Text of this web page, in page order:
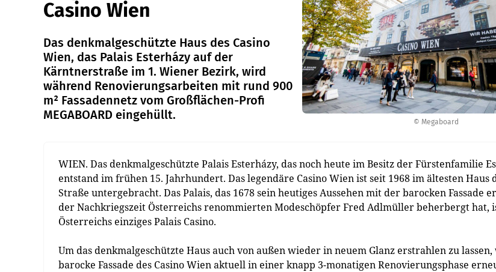
© Megaboard
Casino Wien
Das denkmalgeschützte Haus des Casino
Wien, das Palais Esterházy auf der
Kärntnerstraße im 1. Wiener Bezirk, wird
während Renovierungsarbeiten mit rund 900
m² Fassadennetz vom Großflächen-Profi
MEGABOARD eingehüllt.
WIEN. Das denkmalgeschützte Palais Esterházy, das noch heute im Besitz der Fürstenfamilie
entstand im frühen 15. Jahrhundert. Das legendäre Casino Wien ist seit 1968 im ältesten
Straße untergebracht. Das Palais, das 1678 sein heutiges Aussehen mit der barocken Fassade
der Nachkriegszeit Österreichs renommierten Modeschöpfer Fred Adlmüller beherbergt hat,
Österreichs einziges Palais Casino.
Um das denkmalgeschützte Haus auch von außen wieder in neuem Glanz erstrahlen zu
barocke Fassade des Casino Wien aktuell in einer knapp 3-monatigen Renovierungsphase